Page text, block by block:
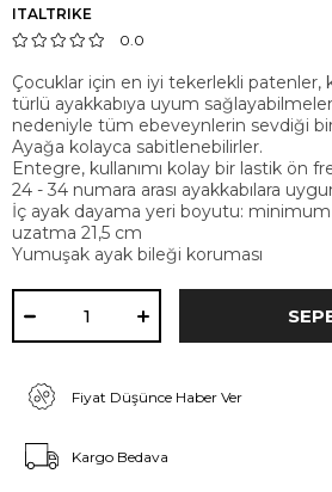
ITALTRIKE
0.0
Çocuklar için en iyi tekerlekli patenler,
türlü ayakkabıya uyum
nedeniyle tüm ebeveynlerin sevdiği
Ayağa kolayca sabitlenebilirler.
Entegre, kullanımı kolay bir lastik ön
24 - 34 numara arası ayakkabılara
İç ayak dayama yeri boyutu:
uzatma 21,5 cm
Yumuşak ayak bileği koruması
Fiyat Düşünce Haber Ver
Kargo Bedava